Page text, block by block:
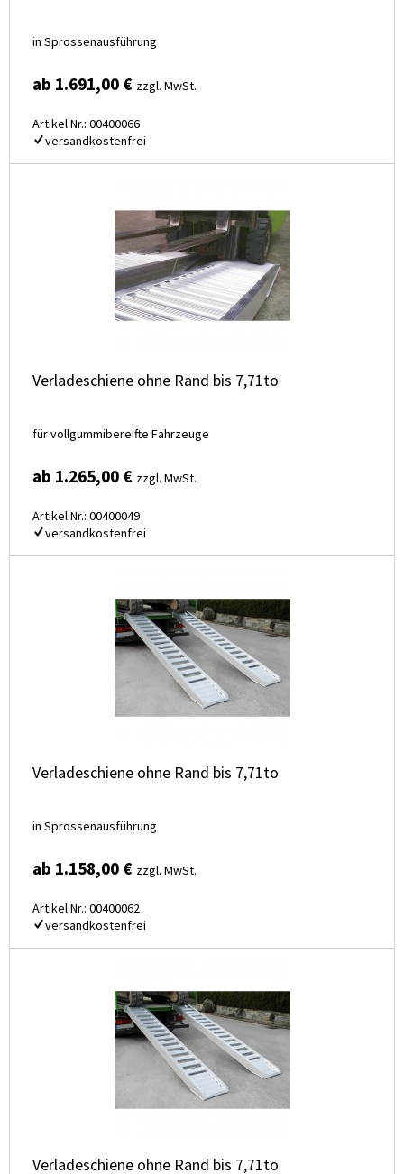
in Sprossenausführung
ab 1.691,00 € zzgl. MwSt.
Artikel Nr.: 00400066
versandkostenfrei
Verladeschiene ohne Rand bis 7,71to
für vollgummibereifte Fahrzeuge
ab 1.265,00 € zzgl. MwSt.
Artikel Nr.: 00400049
versandkostenfrei
Verladeschiene ohne Rand bis 7,71to
in Sprossenausführung
ab 1.158,00 € zzgl. MwSt.
Artikel Nr.: 00400062
versandkostenfrei
Verladeschiene ohne Rand bis 7,71to